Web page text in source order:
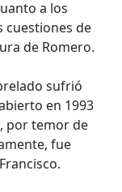
a los
cuestiones de
de Romero.
sufrió
en 1993
por temor de
fue